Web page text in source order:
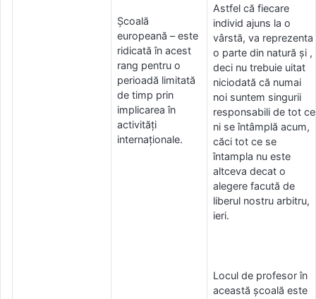
Școală
europeană – este
ridicată în acest
rang pentru o
perioadă limitată
de timp prin
implicarea în
activități
internaționale.
Astfel că fiecare
individ ajuns la o
vârstă, va reprezenta
o parte din natură și ,
deci nu trebuie uitat
niciodată că numai
noi suntem singurii
responsabili de tot ce
ni se întâmplă acum,
căci tot ce se
întampla nu este
altceva decat o
alegere facută de
liberul nostru arbitru,
ieri.
Locul de profesor în
această școală este